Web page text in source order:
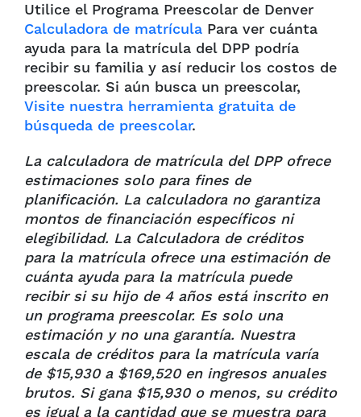
Utilice el Programa Preescolar de Denver
Calculadora de matrícula Para ver cuánta
ayuda para la matrícula del DPP podría
recibir su familia y así reducir los costos de
preescolar. Si aún busca un preescolar,
Visite nuestra herramienta gratuita de
búsqueda de preescolar.
La calculadora de matrícula del DPP ofrece
estimaciones solo para fines de
planificación. La calculadora no garantiza
montos de financiación específicos ni
elegibilidad. La Calculadora de créditos
para la matrícula ofrece una estimación de
cuánta ayuda para la matrícula puede
recibir si su hijo de 4 años está inscrito en
un programa preescolar. Es solo una
estimación y no una garantía. Nuestra
escala de créditos para la matrícula varía
de $15,930 a $169,520 en ingresos anuales
brutos. Si gana $15,930 o menos, su crédito
es igual a la cantidad que se muestra para